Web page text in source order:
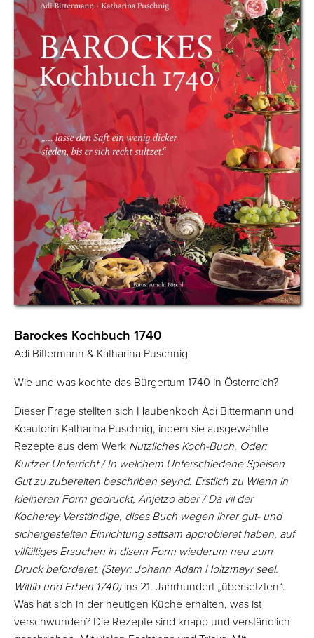
Barockes Kochbuch 1740
Adi Bittermann & Katharina Puschnig
Wie und was kochte das Bürgertum 1740 in Österreich?
Dieser Frage stellten sich Haubenkoch Adi Bittermann und
Koautorin Katharina Puschnig, indem sie ausgewählte
Rezepte aus dem Werk Nutzliches Koch-Buch. Oder:
Kurtzer Unterricht / In welchem Unterschiedene Speisen
Gut zu zubereiten beschriben seynd. Erstlich zu Wienn in
kleineren Form gedruckt, Anjetzo aber / Da vil der
Kocherey Verständige, dises Buch wegen ihrer gut- und
sichergestelten Einrichtung sattsam approbieret haben, auf
vilfältiges Ersuchen in disem Form wiederum neu zum
Druck beförderet. (Steyr: Johann Adam Holtzmayr seel.
Wittib und Erben 1740)ins 21. Jahrhundert „übersetzten“.
Was hat sich in der heutigen Küche erhalten, was ist
verschwunden? Die Rezepte sind knapp und verständlich